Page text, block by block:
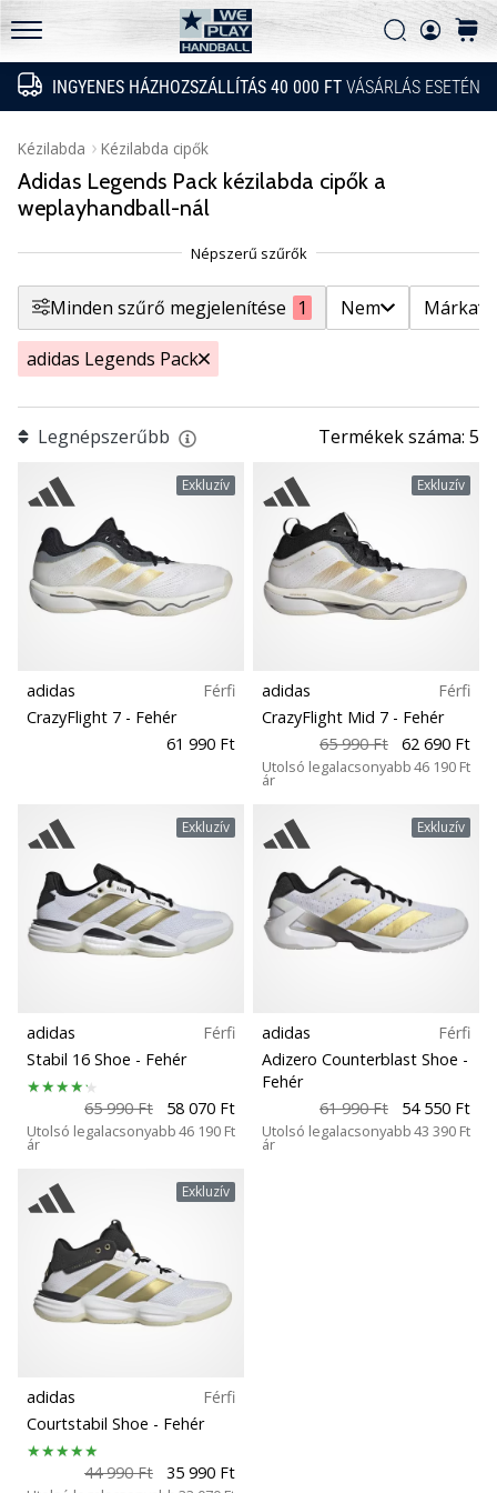
INGYENES HÁZHOZSZÁLLÍTÁS 40 000 FT VÁSÁRLÁS ESETÉN
WePlayHandball.hu
Keresés
kosár
Keresés
fel
technikai
újdonságokat
nézd
meg,
megéri-
e
2026.05.15.
•
5 perces olvasási idő
PUMA
Accelerate
NITRO
SQD
5
Ismerd
meg
az
új
NITRO
SQD
fel
technikai
újdonságokat
és
nézd
2024.11.25.
3 perces olvasási idő
kézilabda
márkánk
nagykövete
Te
vagy,
mint
mi?
Csatlakozz
GyIK
Adatvédelmi nyilatkozat
Kézilabda Kézilabda cipők
Adidas Legends Pack kézilabda cipők a
weplayhandball-nál
Minden szűrő megjelenítése 1 Nem Márka
Filtr
Nem
Márka
Ár
Cipő mérete
Szín
Modell
Kollekció
Mutasd a termékeket
adidas Legends Pack
Legnépszerűbb Termékek száma: 5
Exkluzív
adidas
Férfi
CrazyFlight 7 - Fehér
61 990 Ft
Exkluzív
adidas
Férfi
CrazyFlight Mid 7 - Fehér
65 990 Ft
62 690 Ft
Utolsó legalacsonyabb
ár
46 190 Ft
Exkluzív
adidas
Férfi
Stabil 16 Shoe - Fehér
65 990 Ft 58 070 Ft
Utolsó legalacsonyabb
ár
46 190 Ft
Exkluzív
adidas
Férfi
Adizero Counterblast Shoe -
Fehér
61 990 Ft
54 550 Ft
Utolsó legalacsonyabb
ár
43 390 Ft
Exkluzív
adidas
Férfi
Courtstabil Shoe - Fehér
44 990 Ft 35 990 Ft